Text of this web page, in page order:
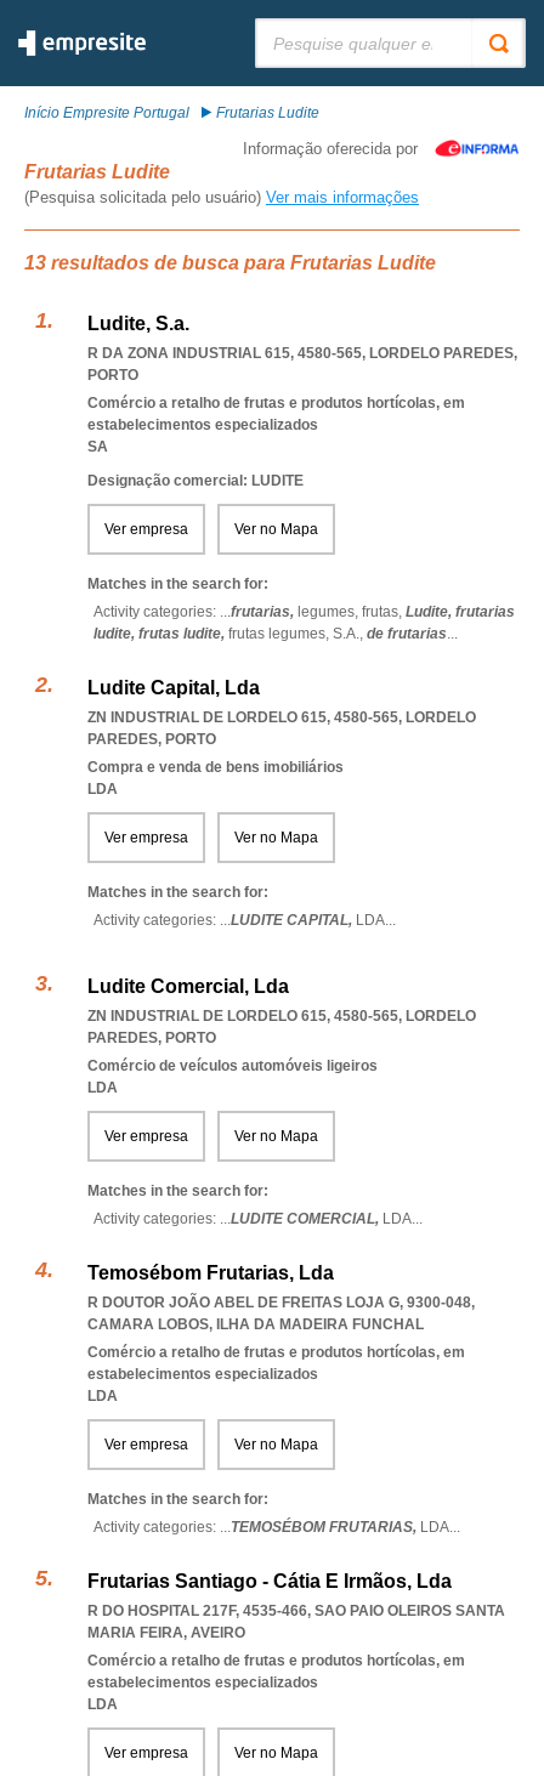
Início Empresite Portugal Frutarias Ludite
Informação oferecida por
Frutarias Ludite
(Pesquisa solicitada pelo usuário) Ver mais informações
13 resultados de busca para Frutarias Ludite
Ludite, S.a.
R DA ZONA INDUSTRIAL 615, 4580-565, LORDELO PAREDES,
PORTO
Comércio a retalho de frutas e produtos hortícolas, em
estabelecimentos especializados
SA
Designação comercial: LUDITE
Ver empresa Ver no Mapa
Matches in the search for:
Activity categories: ...frutarias, legumes, frutas, Ludite, frutarias
ludite, frutas ludite, frutas legumes, S.A., de frutarias...
Ludite Capital, Lda
ZN INDUSTRIAL DE LORDELO 615, 4580-565, LORDELO
PAREDES, PORTO
Compra e venda de bens imobiliários
LDA
Ver empresa Ver no Mapa
Matches in the search for:
Activity categories: ...LUDITE CAPITAL, LDA...
Ludite Comercial, Lda
ZN INDUSTRIAL DE LORDELO 615, 4580-565, LORDELO
PAREDES, PORTO
Comércio de veículos automóveis ligeiros
LDA
Ver empresa Ver no Mapa
Matches in the search for:
Activity categories: ...LUDITE COMERCIAL, LDA...
Temosébom Frutarias, Lda
R DOUTOR JOÃO ABEL DE FREITAS LOJA G, 9300-048,
CAMARA LOBOS, ILHA DA MADEIRA FUNCHAL
Comércio a retalho de frutas e produtos hortícolas, em
estabelecimentos especializados
LDA
Ver empresa Ver no Mapa
Matches in the search for:
Activity categories: ...TEMOSÉBOM FRUTARIAS, LDA...
Frutarias Santiago - Cátia E Irmãos, Lda
R DO HOSPITAL 217F, 4535-466, SAO PAIO OLEIROS SANTA
MARIA FEIRA, AVEIRO
Comércio a retalho de frutas e produtos hortícolas, em
estabelecimentos especializados
LDA
Ver empresa Ver no Mapa